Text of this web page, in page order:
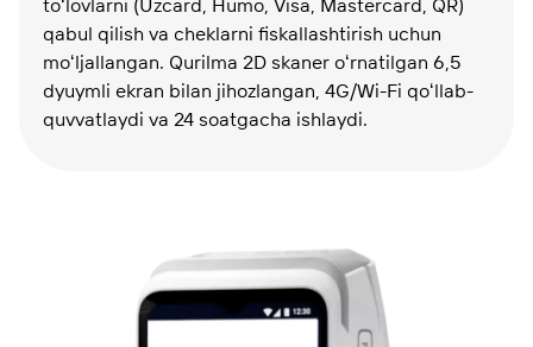
toʻlovlarni (Uzcard, Humo, Visa, Mastercard, QR)
qabul qilish va cheklarni fiskallashtirish uchun
moʻljallangan. Qurilma 2D skaner oʻrnatilgan 6,5
dyuymli ekran bilan jihozlangan, 4G/Wi-Fi qoʻllab-
quvvatlaydi va 24 soatgacha ishlaydi.